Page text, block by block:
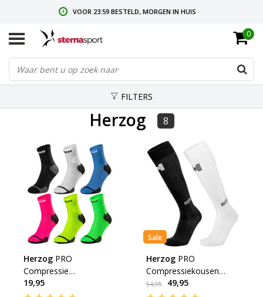
VOOR 23:59 BESTELD, MORGEN IN HUIS
GRATIS RETOURNEREN & RUILEN
0
FILTERS
Herzog 8
Herzog PRO
Compressie
Enkelsokken
19,95
Sale
Herzog PRO
Compressiekousen
zwart en wit
54,95 49,95